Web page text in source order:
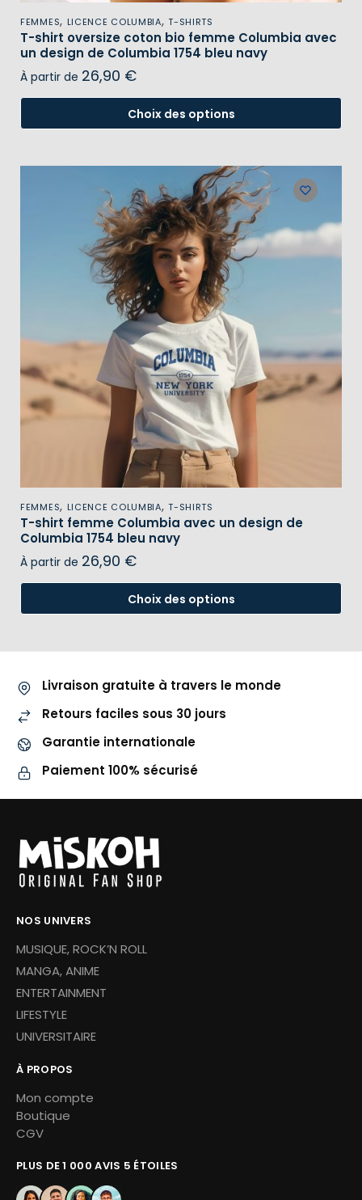
FEMMES, LICENCE COLUMBIA,T-SHIRTS
T-shirt oversize coton bio femme Columbia avec
un design de Columbia 1754 bleu navy
À partir de 26,90 €
Choix des options
FEMMES, LICENCE COLUMBIA,T-SHIRTS
T-shirt femme Columbia avec un design de
Columbia 1754 bleu navy
À partir de 26,90 €
Choix des options
Livraison gratuite à travers le monde
Retours faciles sous 30 jours
Garantie internationale
Paiement 100% sécurisé
NOS UNIVERS
MUSIQUE, ROCK’N ROLL
MANGA, ANIME
ENTERTAINMENT
LIFESTYLE
UNIVERSITAIRE
À PROPOS
Mon compte
Boutique
CGV
PLUS DE 1 000 AVIS 5 ÉTOILES